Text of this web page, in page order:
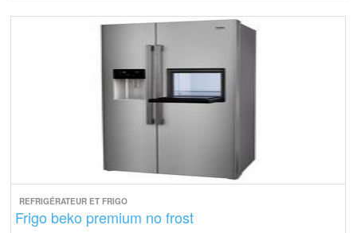
REFRIGÉRATEUR ET FRIGO
Frigo beko premium no frost